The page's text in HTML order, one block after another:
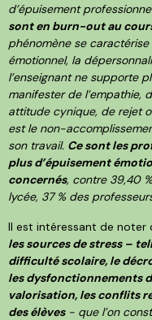
d’épuisement
sont en burn-out au
phénomène se
émotionnel, la
l’enseignant ne supporte
manifester de l’empathie,
attitude cynique, de rejet
est le non-
son travail. Ce sont les
plus d’épuisement
concernés, contre 39,40
lycée, 37 % des
Il est intéressant de noter
les sources de stress –
difficulté scolaire, le
les dysfonctionnements
valorisation, les conflits
des élèves- que l’on